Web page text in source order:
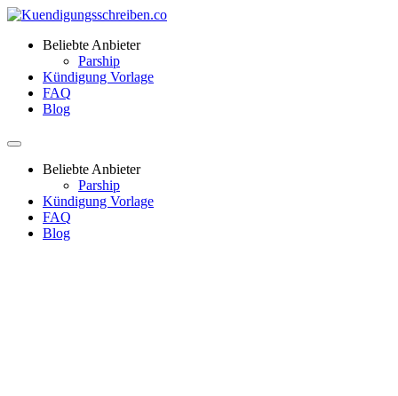
Beliebte Anbieter
Parship
Kündigung Vorlage
FAQ
Blog
Beliebte Anbieter
Parship
Kündigung Vorlage
FAQ
Blog